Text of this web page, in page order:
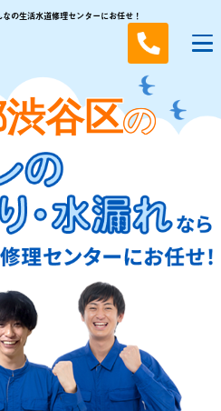
の生活水道修理センターにお任せ！
谷区の